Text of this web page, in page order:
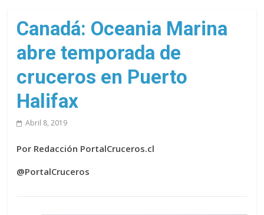
de
cruceros
en
un
solo
sitio
Canadá: Oceania Marina
abre temporada de
cruceros en Puerto
Halifax
Abril 8, 2019
Por Redacción PortalCruceros.cl
@PortalCruceros